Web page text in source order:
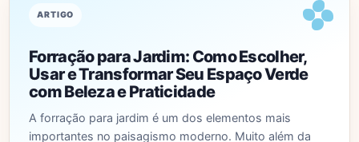
ARTIGO
Forração para Jardim: Como Escolher,
Usar e Transformar Seu Espaço Verde
com Beleza e Praticidade
A forração para jardim é um dos elementos mais
importantes no paisagismo moderno. Muito além da